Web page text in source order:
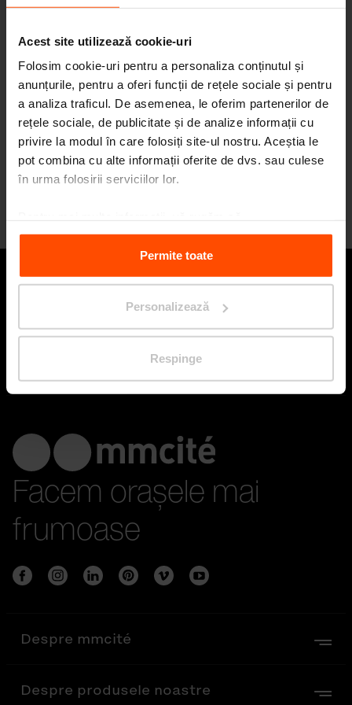
Acest site utilizează cookie-uri
Folosim cookie-uri pentru a personaliza conținutul și
anunțurile, pentru a oferi funcții de rețele sociale și pentru
a analiza traficul. De asemenea, le oferim partenerilor de
rețele sociale, de publicitate și de analize informații cu
privire la modul în care folosiți site-ul nostru. Aceștia le
pot combina cu alte informații oferite de dvs. sau culese
în urma folosirii serviciilor lor.
vizitațiPrinciples Relating to the Processing Personal
Permite toate
Personalizează
Respinge
2025
18. 12.
Evenimente
Happy Holidays and Happy
New Year 2026
Rămâi în contact cu noi
Facem orașele mai
frumoase
Despre mmcité
Despre produsele noastre